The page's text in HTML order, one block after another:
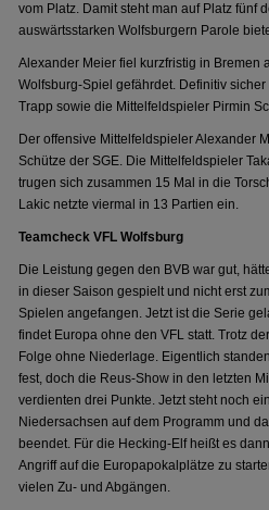
vom Platz. Damit steht man auf Platz fünf
auswärtsstarken Wolfsburgern Parole
Alexander Meier fiel kurzfristig in Bremen
Wolfsburg-Spiel gefährdet. Definitiv
Trapp sowie die Mittelfeldspieler Pirmin
Der offensive Mittelfeldspieler Alexander
Schütze der SGE. Die Mittelfeldspieler
trugen sich zusammen 15 Mal in die
Lakic netzte viermal in 13 Partien ein.
Teamcheck VFL Wolfsburg
Die Leistung gegen den BVB war gut,
in dieser Saison gespielt und nicht erst
Spielen angefangen. Jetzt ist die Serie
findet Europa ohne den VFL statt. Trotz
Folge ohne Niederlage. Eigentlich
fest, doch die Reus-Show in den letzten
verdienten drei Punkte. Jetzt steht noch
Niedersachsen auf dem Programm und
beendet. Für die Hecking-Elf heißt es
Angriff auf die Europapokalplätze zu
vielen Zu- und Abgängen.